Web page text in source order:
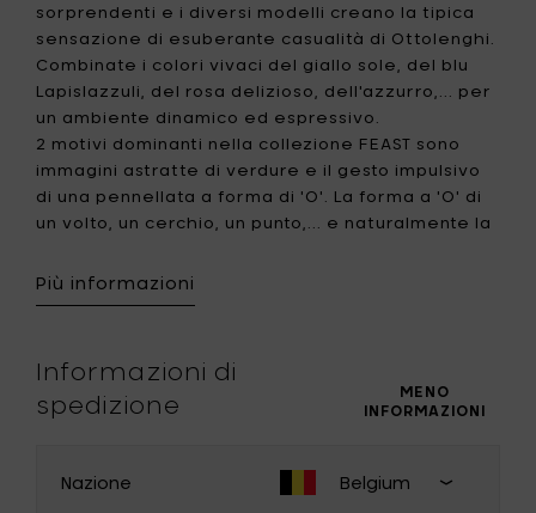
sorprendenti e i diversi modelli creano la tipica
sensazione di esuberante casualità di Ottolenghi.
Combinate i colori vivaci del giallo sole, del blu
Lapislazzuli, del rosa delizioso, dell'azzurro,... per
un ambiente dinamico ed espressivo.
2 motivi dominanti nella collezione FEAST sono
immagini astratte di verdure e il gesto impulsivo
di una pennellata a forma di 'O'. La forma a 'O' di
un volto, un cerchio, un punto,... e naturalmente la
Una tavola allegra per i momenti più gioiosi:
racconti esuberanti.
Più informazioni
Informazioni di
spedizione
MENO
INFORMAZIONI
Nazione Belgium
CAMBIA PAESE